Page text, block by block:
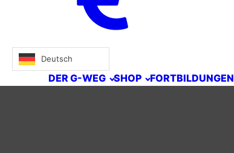
Deutsch
DER G-WEG SHOP FORTBILDUNGEN